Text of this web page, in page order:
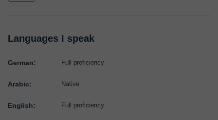
Languages I speak
German: Full proficiency
Arabic: Native
English: Full proficiency